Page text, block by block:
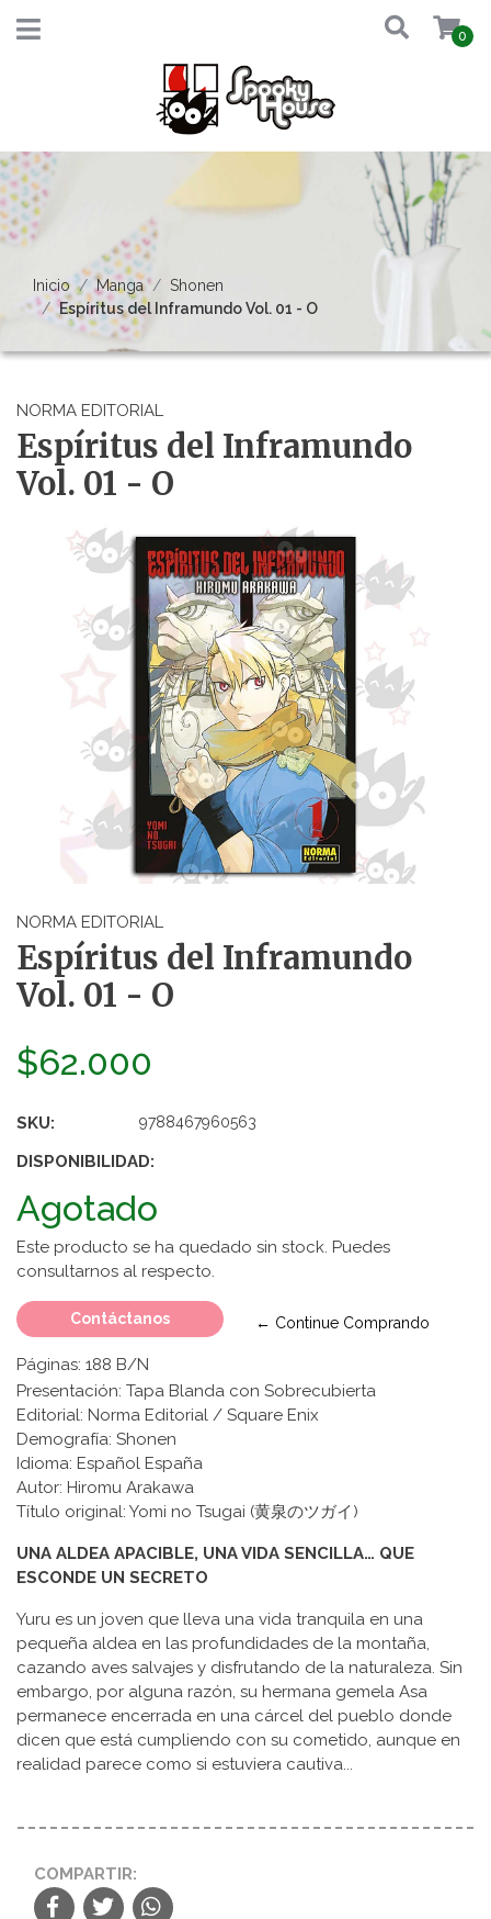
0
Inicio Manga
Shonen
Espíritus del Inframundo Vol. 01 - O
NORMA EDITORIAL
Espíritus del Inframundo
Vol. 01 - O
NORMA EDITORIAL
Espíritus del Inframundo
Vol. 01 - O
$62.000
SKU: 9788467960563
DISPONIBILIDAD:
Agotado
Este producto se ha quedado sin stock. Puedes
consultarnos al respecto.
Contáctanos ← Continue Comprando
Páginas: 188 B/N
Presentación: Tapa Blanda con Sobrecubierta
Editorial: Norma Editorial / Square Enix
Demografía: Shonen
Idioma: Español España
Autor: Hiromu Arakawa
Título original: Yomi no Tsugai (黄泉のツガイ)
UNA ALDEA APACIBLE, UNA VIDA SENCILLA… QUE
ESCONDE UN SECRETO
Yuru es un joven que lleva una vida tranquila en una
pequeña aldea en las profundidades de la montaña,
cazando aves salvajes y disfrutando de la naturaleza. Sin
embargo, por alguna razón, su hermana gemela Asa
permanece encerrada en una cárcel del pueblo donde
dicen que está cumpliendo con su cometido, aunque en
realidad parece como si estuviera cautiva...
COMPARTIR: